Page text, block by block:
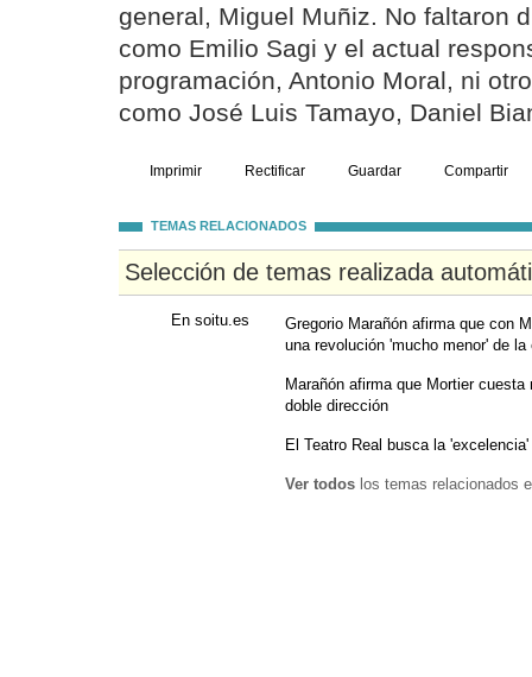
general, Miguel Muñiz. No faltaron
como Emilio Sagi y el actual
programación, Antonio Moral, ni
como José Luis Tamayo, Daniel
Imprimir Rectificar Guardar Compartir
TEMAS RELACIONADOS
Selección de temas realizada
En soitu.es
Gregorio Marañón afirma que con
una revolución 'mucho menor' de la
Marañón afirma que Mortier
doble dirección
El Teatro Real busca la
Ver todos los temas relacionados